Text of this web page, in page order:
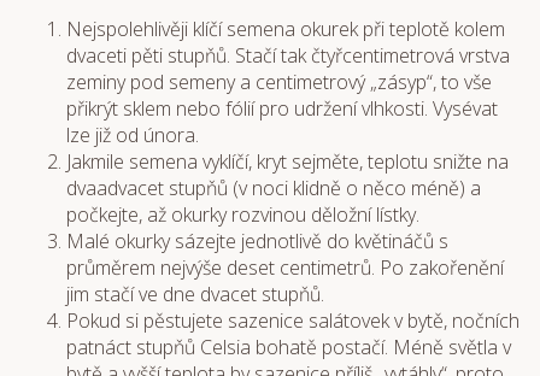
Nejspolehlivěji klíčí semena okurek při teplotě kolem
dvaceti pěti stupňů. Stačí tak čtyřcentimetrová vrstva
zeminy pod semeny a centimetrový „zásyp“, to vše
přikrýt sklem nebo fólií pro udržení vlhkosti. Vysévat
lze již od února.
Jakmile semena vyklíčí, kryt sejměte, teplotu snižte na
dvaadvacet stupňů (v noci klidně o něco méně) a
počkejte, až okurky rozvinou děložní lístky.
Malé okurky sázejte jednotlivě do květináčů s
průměrem nejvýše deset centimetrů. Po zakořenění
jim stačí ve dne dvacet stupňů.
Pokud si pěstujete sazenice salátovek v bytě, nočních
patnáct stupňů Celsia bohatě postačí. Méně světla v